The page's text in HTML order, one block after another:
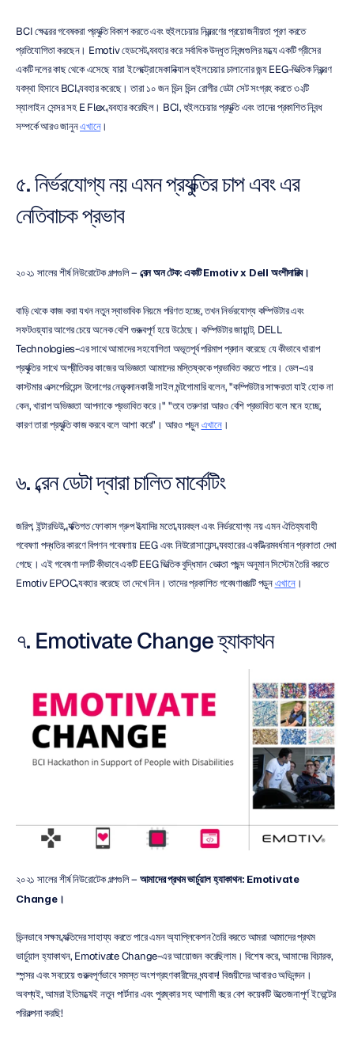
BCI ক্ষেত্রের গবেষকরা প্রযুক্তি বিকাশ করতে এবং হুইলচেয়ার নিয়ন্ত্রণের প্রয়োজনীয়তা পূরণ করতে
প্রতিযোগিতা করছেন। Emotiv হেডসেট ব্যবহার করে সর্বাধিক উদ্ধৃত নিবন্ধগুলির মধ্যে একটি গ্রীসের
একটি দলের কাছ থেকে এসেছে যারা ইলেক্ট্রোমেকানিক্যাল হুইলচেয়ার চালানোর জন্য EEG-ভিত্তিক নিয়ন্ত্রণ
ব্যবস্থা হিসাবে BCI ব্যবহার করেছে। তারা ১০ জন ভিন্ন ভিন্ন রোগীর ডেটা সেট সংগ্রহ করতে ৩২টি
স্যালাইন সেন্সর সহ E Flex ব্যবহার করেছিল। BCI, হুইলচেয়ার প্রযুক্তি এবং তাদের প্রকাশিত নিবন্ধ
সম্পর্কে আরও জানুন এখানে।
৫. নির্ভরযোগ্য নয় এমন প্রযুক্তির চাপ এবং এর
নেতিবাচক প্রভাব
২০২১ সালের শীর্ষ নিউরোটেক গল্পগুলি – ব্রেন অন টেক: একটি Emotiv x Dell অংশীদারিত্ব।
বাড়ি থেকে কাজ করা যখন নতুন স্বাভাবিক নিয়মে পরিণত হচ্ছে, তখন নির্ভরযোগ্য কম্পিউটার এবং
সফটওয়্যার আগের চেয়ে অনেক বেশি গুরুত্বপূর্ণ হয়ে উঠেছে। কম্পিউটার জায়ান্ট, DELL
Technologies-এর সাথে আমাদের সহযোগিতা অভূতপূর্ব পরিমাপ প্রদান করেছে যে কীভাবে খারাপ
প্রযুক্তির সাথে অপ্রীতিকর কাজের অভিজ্ঞতা আমাদের মস্তিষ্ককে প্রভাবিত করতে পারে। ডেল-এর
কাস্টমার এক্সপেরিয়েন্স উদোগের নেতৃত্বদানকারী সাইল মন্টগোমারি বলেন, "কম্পিউটার সাক্ষরতা যাই হোক না
কেন, খারাপ অভিজ্ঞতা আপনাকে প্রভাবিত করে।" "তবে তরুণরা আরও বেশি প্রভাবিত বলে মনে হচ্ছে,
কারণ তারা প্রযুক্তি কাজ করবে বলে আশা করে"। আরও পড়ুন এখানে।
৬. ব্রেন ডেটা দ্বারা চালিত মার্কেটিং
জরিপ, ইন্টারভিউ, ব্যক্তিগত ফোকাস গ্রুপ ইত্যাদির মতো ব্যয়বহুল এবং নির্ভরযোগ্য নয় এমন ঐতিহ্যবাহী
গবেষণা পদ্ধতির কারণে বিপণন গবেষণায় EEG এবং নিউরোসায়েন্স ব্যবহারের একটি ক্রমবর্ধমান প্রবণতা দেখা
গেছে। এই গবেষণা দলটি কীভাবে একটি EEG ভিত্তিক বুদ্ধিমান ভোক্তা পছন্দ অনুমান সিস্টেম তৈরি করতে
Emotiv EPOC ব্যবহার করেছে তা দেখে নিন। তাদের প্রকাশিত গবেষণাপত্রটি পড়ুন এখানে।
৭. Emotivate Change হ্যাকাথন
২০২১ সালের শীর্ষ নিউরোটেক গল্পগুলি – আমাদের প্রথম ভার্চুয়াল হ্যাকাথন: Emotivate
Change।
ভিন্নভাবে সক্ষম ব্যক্তিদের সাহায্য করতে পারে এমন অ্যাপ্লিকেশন তৈরি করতে আমরা আমাদের প্রথম
ভার্চুয়াল হ্যাকাথন, Emotivate Change-এর আয়োজন করেছিলাম। বিশেষ করে, আমাদের বিচারক,
স্পন্সর এবং সবচেয়ে গুরুত্বপূর্ণভাবে সমস্ত অংশগ্রহণকারীদের ধন্যবাদ! বিজয়ীদের আবারও অভিনন্দন।
অবশ্যই, আমরা ইতিমধ্যেই নতুন পার্টনার এবং পুরষ্কার সহ আগামী বছর বেশ কয়েকটি উত্তেজনাপূর্ণ ইভেন্টের
পরিকল্পনা করছি!